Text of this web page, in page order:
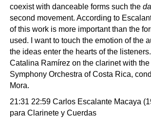
coexist with danceable forms such the
second movement. According to
of this work is more important than the
used. I want to touch the emotion of the
the ideas enter the hearts of the
Catalina Ramírez on the clarinet with the
Symphony Orchestra of Costa Rica,
Mora.
21:31 22:59 Carlos Escalante Macaya
para Clarinete y Cuerdas